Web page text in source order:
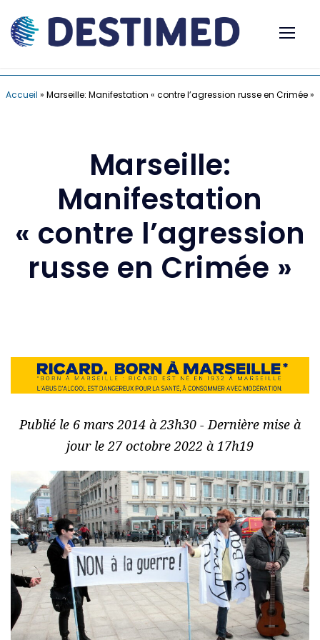
Accueil » Marseille: Manifestation « contre l’agression russe en Crimée »
Marseille:
Manifestation
« contre l’agression
russe en Crimée »
Publié le 6 mars 2014 à 23h30 - Dernière mise à
jour le 27 octobre 2022 à 17h19